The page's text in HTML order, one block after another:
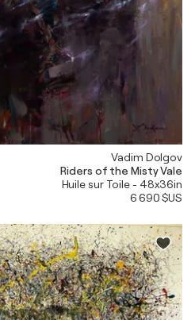
Vadim Dolgov
Riders of the Misty Vale
Huile sur Toile - 48x36in
6 690 $US